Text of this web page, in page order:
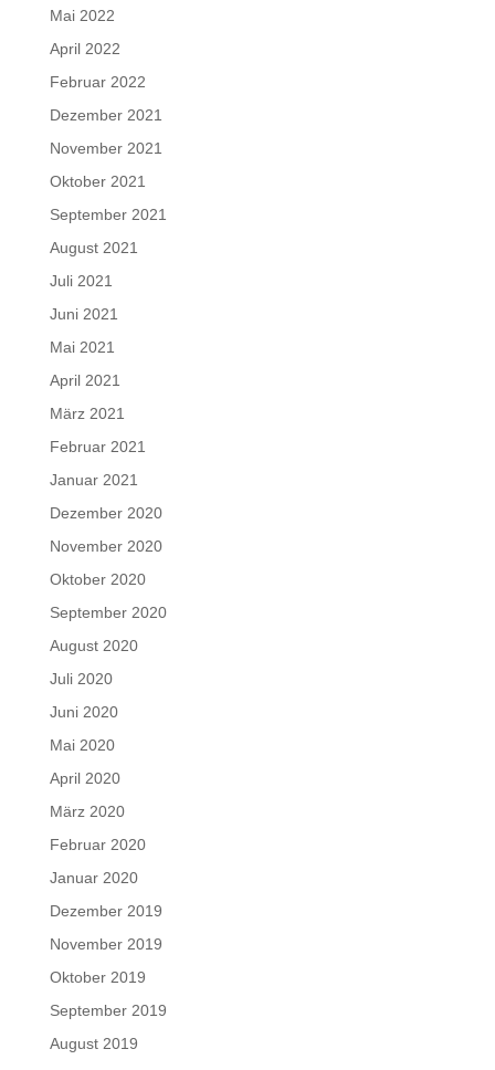
Mai 2022
April 2022
Februar 2022
Dezember 2021
November 2021
Oktober 2021
September 2021
August 2021
Juli 2021
Juni 2021
Mai 2021
April 2021
März 2021
Februar 2021
Januar 2021
Dezember 2020
November 2020
Oktober 2020
September 2020
August 2020
Juli 2020
Juni 2020
Mai 2020
April 2020
März 2020
Februar 2020
Januar 2020
Dezember 2019
November 2019
Oktober 2019
September 2019
August 2019